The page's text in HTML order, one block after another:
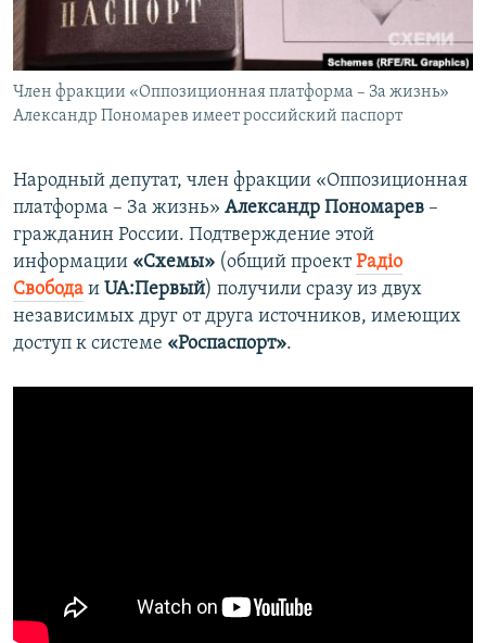
ПОБЕДИТЕЛЕЙ НЕ СУДЯТ?
КРЫМ.НЕПОКОРЕННЫЙ
ELIFBE
ПРИСОЕДИНЯЙТЕСЬ!
Член фракции «Оппозиционная платформа – За жизнь»
Александр Пономарев имеет российский паспорт
Народный депутат, член фракции «Оппозиционная
платформа – За жизнь» Александр Пономарев –
гражданин России. Подтверждение этой
информации «Схемы» (общий проектРадіо
Свобода и UA:Первый) получили сразу из двух
независимых друг от друга источников, имеющих
доступ к системе «Роспаспорт».